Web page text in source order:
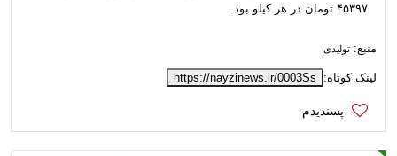
۴۵۳۹۷ تومان در هر کیلو بود.
منبع: تولیدی
لینک کوتاه: https://nayzinews.ir/0003Ss